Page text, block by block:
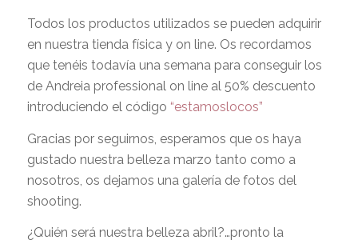
Todos los productos utilizados se pueden adquirir
en nuestra tienda física y on line. Os recordamos
que tenéis todavía una semana para conseguir los
de Andreia professional on line al 50% descuento
introduciendo el código “estamoslocos”
Gracias por seguirnos, esperamos que os haya
gustado nuestra belleza marzo tanto como a
nosotros, os dejamos una galería de fotos del
shooting.
¿Quién será nuestra belleza abril?…pronto la